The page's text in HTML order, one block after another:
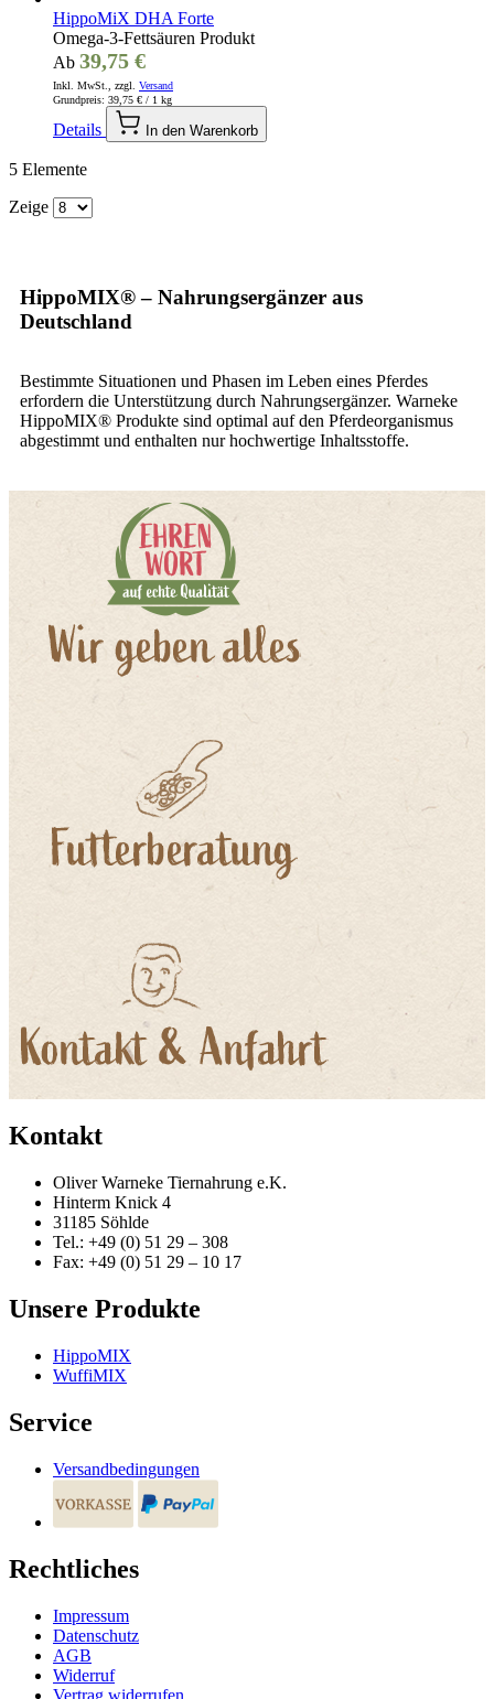
HippoMiX DHA Forte
Omega-3-Fettsäuren Produkt
Ab 39,75 €
Inkl. MwSt., zzgl. Versand
Grundpreis: 39,75 € / 1 kg
Details In den Warenkorb
5 Elemente
Zeige
HippoMIX® – Nahrungsergänzer aus
Deutschland
Bestimmte Situationen und Phasen im Leben eines Pferdes
erfordern die Unterstützung durch Nahrungsergänzer. Warneke
HippoMIX® Produkte sind optimal auf den Pferdeorganismus
abgestimmt und enthalten nur hochwertige Inhaltsstoffe.
Kontakt
Oliver Warneke Tiernahrung e.K.
Hinterm Knick 4
31185 Söhlde
Tel.: +49 (0) 51 29 – 308
Fax: +49 (0) 51 29 – 10 17
Unsere Produkte
HippoMIX
WuffiMIX
Service
Versandbedingungen
Rechtliches
Impressum
Datenschutz
AGB
Widerruf
Vertrag widerrufen